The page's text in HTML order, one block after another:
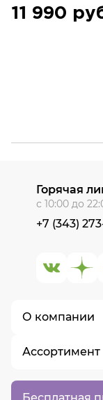
11 990
Бесплатная
О компании
О нас
Контакты
Ассортимент
Горячая
с 10:00 до
+7 (343)